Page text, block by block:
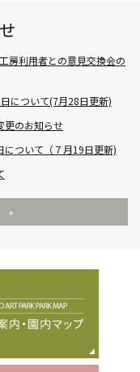
房利用者との意見交換会の
について(7月28日更新)
更のお知らせ
について（７月19日更新)